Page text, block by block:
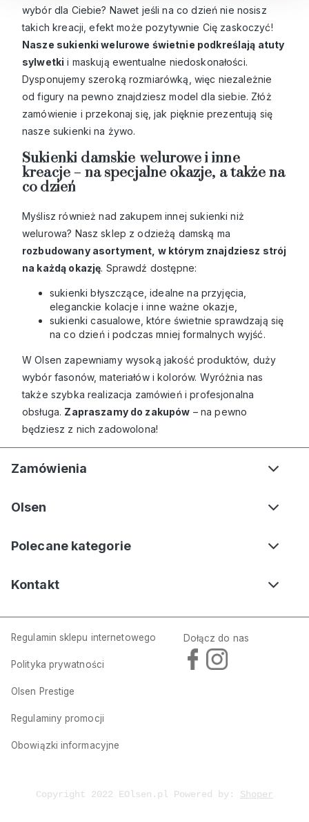
wybór dla Ciebie? Nawet jeśli na co dzień nie nosisz
takich kreacji, efekt może pozytywnie Cię zaskoczyć!
Nasze sukienki welurowe świetnie podkreślają atuty
sylwetki i maskują ewentualne niedoskonałości.
Dysponujemy szeroką rozmiarówką, więc niezależnie
od figury na pewno znajdziesz model dla siebie. Złóż
zamówienie i przekonaj się, jak pięknie prezentują się
nasze sukienki na żywo.
Sukienki damskie welurowe i inne
kreacje – na specjalne okazje, a także na
co dzień
Myślisz również nad zakupem innej sukienki niż
welurowa? Naszsklep z odzieżą damską ma
rozbudowany asortyment, w którym znajdziesz strój
na każdą okazję. Sprawdź dostępne:
sukienki błyszczące , idealne na przyjęcia,
eleganckie kolacje i inne ważne okazje,
sukienki casualowe , które świetnie sprawdzają się
na co dzień i podczas mniej formalnych wyjść.
W Olsen zapewniamy wysoką jakość produktów, duży
wybór fasonów, materiałów i kolorów. Wyróżnia nas
także szybka realizacja zamówień i profesjonalna
obsługa. Zapraszamy do zakupów – na pewno
będziesz z nich zadowolona!
Zamówienia
Olsen
Polecane kategorie
Kontakt
Regulamin sklepu internetowego
Polityka prywatności
Olsen Prestige
Regulaminy promocji
Obowiązki informacyjne
Dołącz do nas
Copyright 2022 EOlsen.pl Powered by: Shoper